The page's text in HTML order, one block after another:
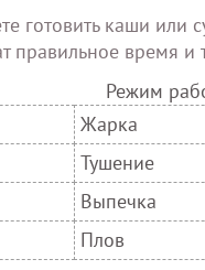
готовить каши или
правильное время и
Режим
Жарка
Тушение
Выпечка
Плов